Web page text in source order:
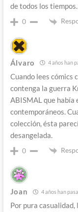
de todos los tiempos.
0
Álvaro 4 años han
Cuando lees cómics
contenga la guerra
ABISMAL que
contemporáneos.
colección, ésta
desangelada.
0
Joan 4 años han
Por pura